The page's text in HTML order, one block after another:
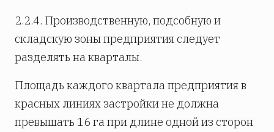
2.2.4. Производственную, подсобную и
складскую зоны предприятия следует
разделять на кварталы.
Площадь каждого квартала предприятия в
красных линиях застройки не должна
превышать 16 га при длине одной из сторон